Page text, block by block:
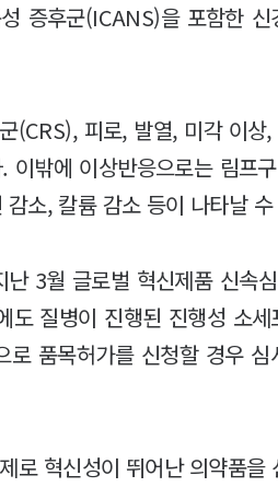
증후군(ICANS)을 포함한 신
(CRS), 피로, 발열, 미각 이상
밖에 이상반응으로는 림프
소, 칼륨 감소 등이 나타날
3월 글로벌 혁신제품 신속
질병이 진행된 진행성 소세
품목허가를 신청할 경우 심
로 혁신성이 뛰어난 의약품을